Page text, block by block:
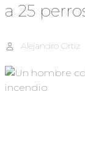
a 25
Alejandro Ortiz